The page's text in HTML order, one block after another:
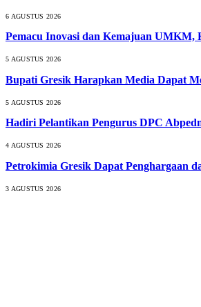
6 AGUSTUS 2026
Pemacu Inovasi dan Kemajuan UMKM,
5 AGUSTUS 2026
Bupati Gresik Harapkan Media Dapat
5 AGUSTUS 2026
Hadiri Pelantikan Pengurus DPC
4 AGUSTUS 2026
Petrokimia Gresik Dapat Penghargaan
3 AGUSTUS 2026